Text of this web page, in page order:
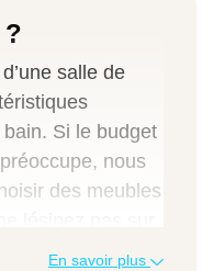
?
salle de
Si le budget
nous
des meubles
En fait,
En savoir plus